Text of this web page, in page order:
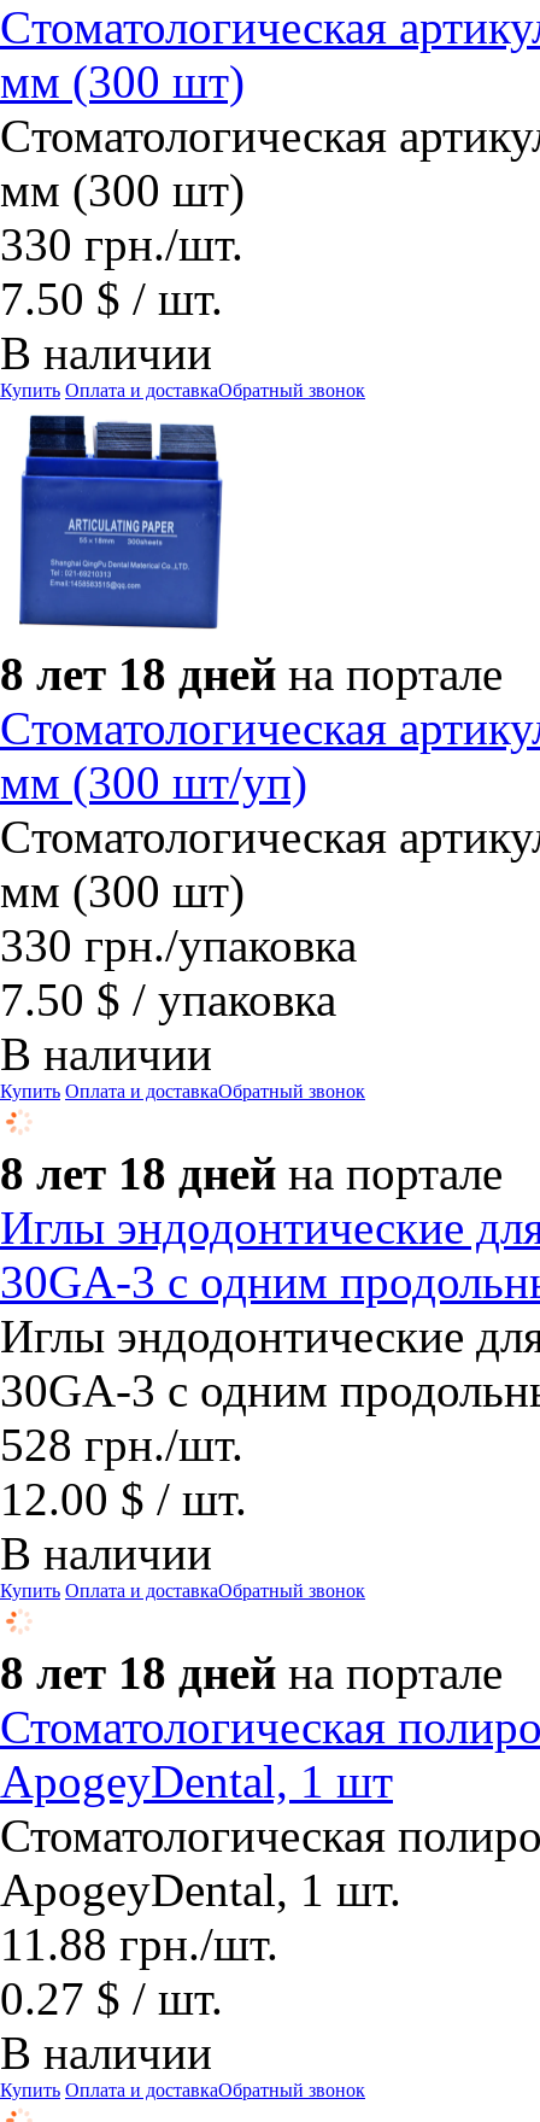
Cтоматологическая
мм (300 шт)
Cтоматологическая
мм (300 шт)
330 грн./шт.
7.50 $ / шт.
В наличии
Купить Оплата и доставкаОбратный звонок
8 лет 18 дней на портале
Cтоматологическая
мм (300 шт/уп)
Cтоматологическая
мм (300 шт)
330 грн./упаковка
7.50 $ / упаковка
В наличии
Купить Оплата и доставкаОбратный звонок
8 лет 18 дней на портале
Иглы эндодонтические
30GA-3 с одним
Иглы эндодонтические
30GA-3 с одним
528 грн./шт.
12.00 $ / шт.
В наличии
Купить Оплата и доставкаОбратный звонок
8 лет 18 дней на портале
Стоматологическая
ApogeyDental, 1 шт
Стоматологическая
ApogeyDental, 1 шт.
11.88 грн./шт.
0.27 $ / шт.
В наличии
Купить Оплата и доставкаОбратный звонок